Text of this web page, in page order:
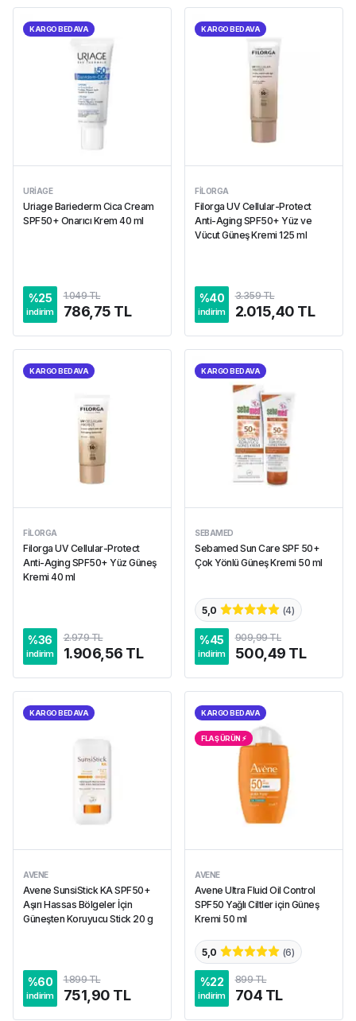
KARGO BEDAVA
URIAGE
Uriage Bariederm Cica Cream
SPF50+ Onarıcı Krem 40 ml
%25
indirim
1.049 TL
786,75 TL
KARGO BEDAVA
FILORGA
Filorga UV Cellular-Protect
Anti-Aging SPF50+ Yüz ve
Vücut Güneş Kremi 125 ml
%40
indirim
3.359 TL
2.015,40 TL
KARGO BEDAVA
FILORGA
Filorga UV Cellular-Protect
Anti-Aging SPF50+ Yüz Güneş
Kremi 40 ml
%36
indirim
2.979 TL
1.906,56 TL
KARGO BEDAVA
SEBAMED
Sebamed Sun Care SPF 50+
Çok Yönlü Güneş Kremi 50 ml
5,0 (4)
%45
indirim
909,99 TL
500,49 TL
KARGO BEDAVA
AVENE
Avene SunsiStick KA SPF50+
Aşırı Hassas Bölgeler İçin
Güneşten Koruyucu Stick 20 g
%60
indirim
1.899 TL
751,90 TL
KARGO BEDAVA
FLAŞ ÜRÜN ⚡︎
AVENE
Avene Ultra Fluid Oil Control
SPF50 Yağlı Ciltler için Güneş
Kremi 50 ml
5,0 (6)
%22
indirim
899 TL
704 TL